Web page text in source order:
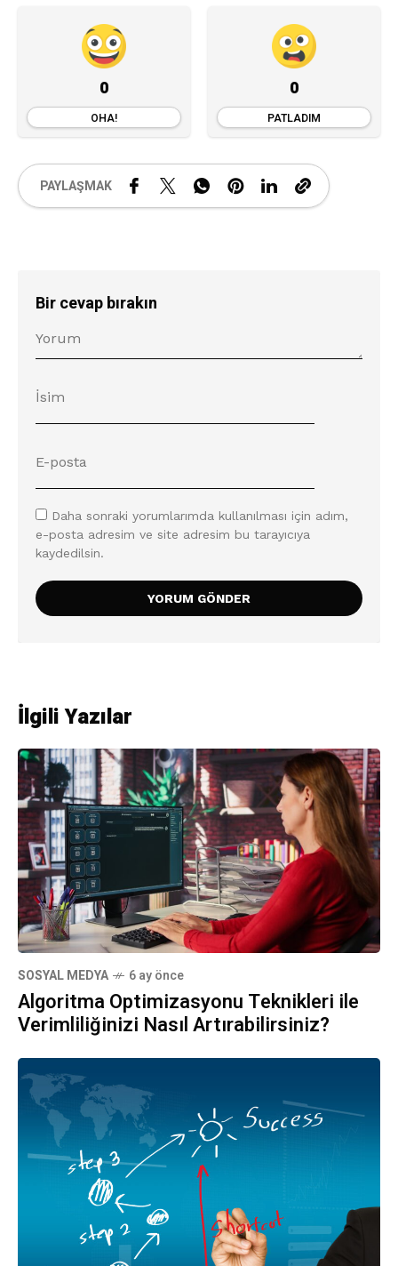
0
OHA!
0
PATLADIM
PAYLAŞMAK
Bir cevap bırakın
Daha sonraki yorumlarımda kullanılması için adım,
e-posta adresim ve site adresim bu tarayıcıya
kaydedilsin.
İlgili Yazılar
SOSYAL MEDYA 6 ay önce
Algoritma Optimizasyonu Teknikleri ile
Verimliliğinizi Nasıl Artırabilirsiniz?